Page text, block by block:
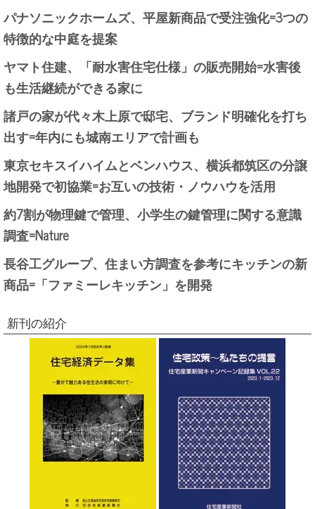
パナソニックホームズ、平屋新商品で受注強化=3つの
特徴的な中庭を提案
ヤマト住建、「耐水害住宅仕様」の販売開始=水害後
も生活継続ができる家に
諸戸の家が代々木上原で邸宅、ブランド明確化を打ち
出す=年内にも城南エリアで計画も
東京セキスイハイムとベンハウス、横浜都筑区の分譲
地開発で初協業=お互いの技術・ノウハウを活用
約7割が物理鍵で管理、小学生の鍵管理に関する意識
調査=Nature
長谷工グループ、住まい方調査を参考にキッチンの新
商品=「ファミーレキッチン」を開発
新刊の紹介